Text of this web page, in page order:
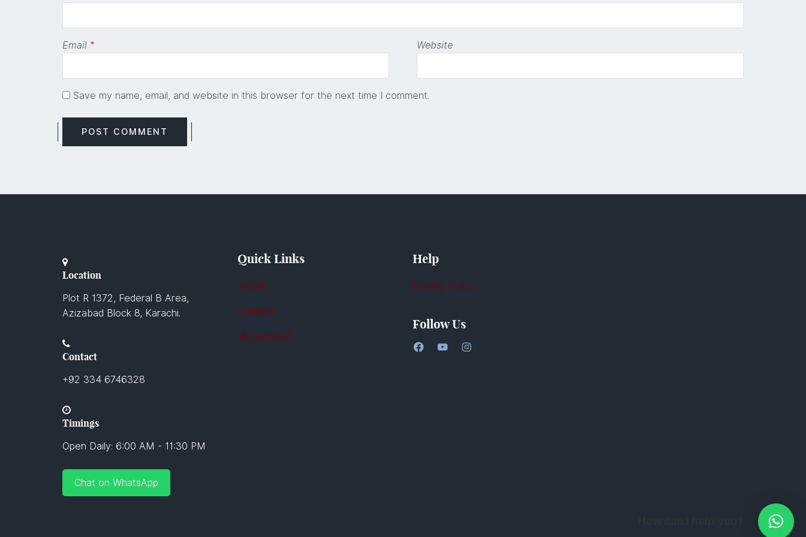
Email * Website
Save my name, email, and website in this browser for the next time I comment.
Location
Plot R 1372, Federal B Area,
Azizabad Block 8, Karachi.
Contact
+92 334 6746328
Timings
Open Daily: 6:00 AM - 11:30 PM
Chat on WhatsApp
Quick Links
About
Contact
My account
Help
Privacy Policy
Follow Us